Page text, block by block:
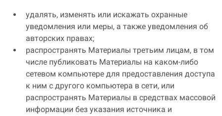
удалять, изменять или искажать охранные
уведомления или меры, а также уведомления об
авторских правах;
распространять Материалы третьим лицам, в том
числе публиковать Материалы на каком-либо
сетевом компьютере для предоставления доступа
к ним с другого компьютера в сети, или
распространять Материалы в средствах массовой
информации без указания источника и